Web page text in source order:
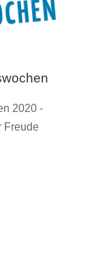
2020 -
Freude